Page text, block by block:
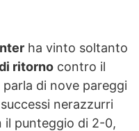
ha vinto soltanto
ritorno contro il
parla di nove pareggi
nerazzurri
il punteggio di 2-0,